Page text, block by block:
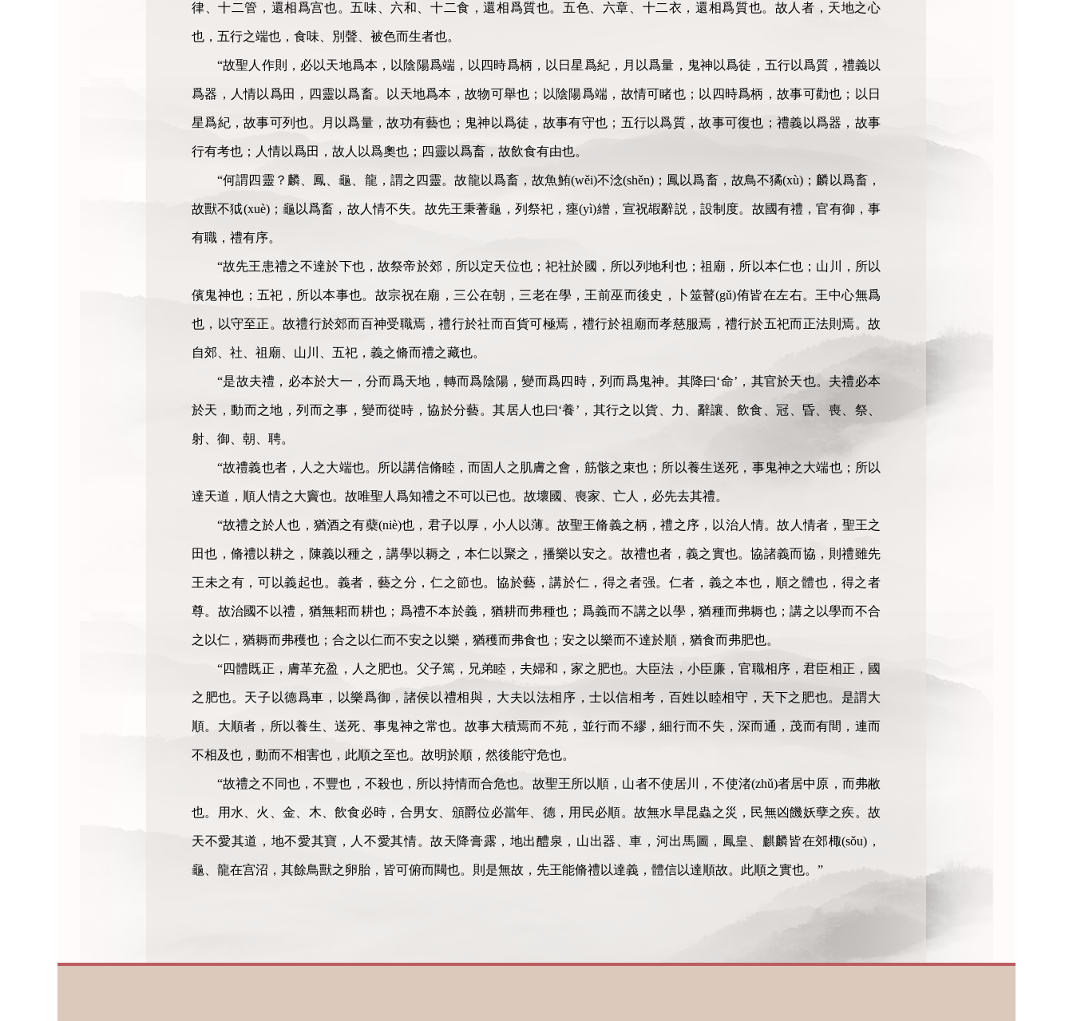
律、十二管，還相爲宫也。五味、六和、十二食，還相爲質也。五色、六章、十二衣，還相爲質也。故人者，天地之心
也，五行之端也，食味、別聲、被色而生者也。
“故聖人作則，必以天地爲本，以陰陽爲端，以四時爲柄，以日星爲紀，月以爲量，鬼神以爲徒，五行以爲質，禮義以
爲器，人情以爲田，四靈以爲畜。以天地爲本，故物可舉也；以陰陽爲端，故情可睹也；以四時爲柄，故事可勸也；以日
星爲紀，故事可列也。月以爲量，故功有藝也；鬼神以爲徒，故事有守也；五行以爲質，故事可復也；禮義以爲器，故事
行有考也；人情以爲田，故人以爲奧也；四靈以爲畜，故飲食有由也。
“何謂四靈？麟、鳳、龜、龍，謂之四靈。故龍以爲畜，故魚鮪(wěi)不淰(shěn)；鳳以爲畜，故鳥不獝(xù)；麟以爲畜，
故獸不狘(xuè)；龜以爲畜，故人情不失。故先王秉蓍龜，列祭祀，瘞(yì)繒，宣祝嘏辭説，設制度。故國有禮，官有御，事
有職，禮有序。
“故先王患禮之不達於下也，故祭帝於郊，所以定天位也；祀社於國，所以列地利也；祖廟，所以本仁也；山川，所以
儐鬼神也；五祀，所以本事也。故宗祝在廟，三公在朝，三老在學，王前巫而後史，卜筮瞽(gǔ)侑皆在左右。王中心無爲
也，以守至正。故禮行於郊而百神受職焉，禮行於社而百貨可極焉，禮行於祖廟而孝慈服焉，禮行於五祀而正法則焉。故
自郊、社、祖廟、山川、五祀，義之脩而禮之藏也。
“是故夫禮，必本於大一，分而爲天地，轉而爲陰陽，變而爲四時，列而爲鬼神。其降曰‘命’，其官於天也。夫禮必本
於天，動而之地，列而之事，變而從時，協於分藝。其居人也曰‘養’，其行之以貨、力、辭讓、飲食、冠、昏、喪、祭、
射、御、朝、聘。
“故禮義也者，人之大端也。所以講信脩睦，而固人之肌膚之會，筋骸之束也；所以養生送死，事鬼神之大端也；所以
達天道，順人情之大竇也。故唯聖人爲知禮之不可以已也。故壞國、喪家、亡人，必先去其禮。
“故禮之於人也，猶酒之有蘗(niè)也，君子以厚，小人以薄。故聖王脩義之柄，禮之序，以治人情。故人情者，聖王之
田也，脩禮以耕之，陳義以種之，講學以耨之，本仁以聚之，播樂以安之。故禮也者，義之實也。協諸義而協，則禮雖先
王未之有，可以義起也。義者，藝之分，仁之節也。協於藝，講於仁，得之者强。仁者，義之本也，順之體也，得之者
尊。故治國不以禮，猶無耜而耕也；爲禮不本於義，猶耕而弗種也；爲義而不講之以學，猶種而弗耨也；講之以學而不合
之以仁，猶耨而弗穫也；合之以仁而不安之以樂，猶穫而弗食也；安之以樂而不達於順，猶食而弗肥也。
“四體既正，膚革充盈，人之肥也。父子篤，兄弟睦，夫婦和，家之肥也。大臣法，小臣廉，官職相序，君臣相正，國
之肥也。天子以德爲車，以樂爲御，諸侯以禮相與，大夫以法相序，士以信相考，百姓以睦相守，天下之肥也。是謂大
順。大順者，所以養生、送死、事鬼神之常也。故事大積焉而不苑，並行而不繆，細行而不失，深而通，茂而有間，連而
不相及也，動而不相害也，此順之至也。故明於順，然後能守危也。
“故禮之不同也，不豐也，不殺也，所以持情而合危也。故聖王所以順，山者不使居川，不使渚(zhǔ)者居中原，而弗敝
也。用水、火、金、木、飲食必時，合男女、頒爵位必當年、德，用民必順。故無水旱昆蟲之災，民無凶饑妖孽之疾。故
天不愛其道，地不愛其寶，人不愛其情。故天降膏露，地出醴泉，山出器、車，河出馬圖，鳳皇、麒麟皆在郊棷(sǒu)，
龜、龍在宫沼，其餘鳥獸之卵胎，皆可俯而闚也。則是無故，先王能脩禮以達義，體信以達順故。此順之實也。”